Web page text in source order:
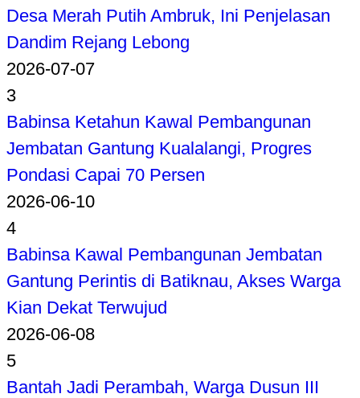
Desa Merah Putih Ambruk, Ini Penjelasan
Dandim Rejang Lebong
2026-07-07
3
Babinsa Ketahun Kawal Pembangunan
Jembatan Gantung Kualalangi, Progres
Pondasi Capai 70 Persen
2026-06-10
4
Babinsa Kawal Pembangunan Jembatan
Gantung Perintis di Batiknau, Akses Warga
Kian Dekat Terwujud
2026-06-08
5
Bantah Jadi Perambah, Warga Dusun III